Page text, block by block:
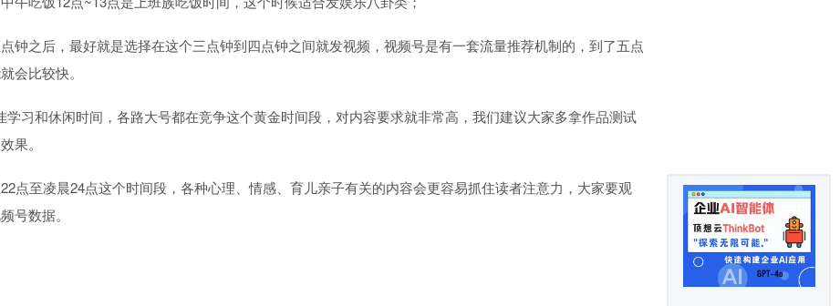
微私域？
钟之后，最好就是选择在这个三点钟到四点钟之间就发视频，视频号是有一套流量推荐机制的，到了五点
会比较快。
学习和休闲时间，各路大号都在竞争这个黄金时间段，对内容要求就非常高，我们建议大家多拿作品测试
果。
点至凌晨24点这个时间段，各种心理、情感、育儿亲子有关的内容会更容易抓住读者注意力，大家要观
号数据。